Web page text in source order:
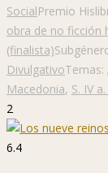
SocialPremio
obra de no ficción
(finalista)
DivulgativoTemas:
Macedonia, S. IV a.
2
6.4